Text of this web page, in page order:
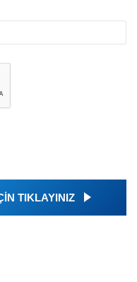
TIKLAYINIZ